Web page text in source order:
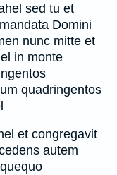
sed tu et
Domini
nunc mitte et
in monte
quadringentos
et congregavit
autem